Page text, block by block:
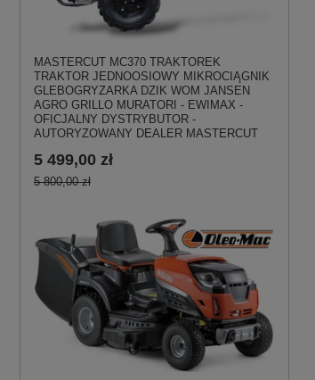
MASTERCUT MC370 TRAKTOREK
TRAKTOR JEDNOOSIOWY MIKROCIĄGNIK
GLEBOGRYZARKA DZIK WOM JANSEN
AGRO GRILLO MURATORI - EWIMAX -
OFICJALNY DYSTRYBUTOR -
AUTORYZOWANY DEALER MASTERCUT
5 499,00 zł
5 800,00 zł